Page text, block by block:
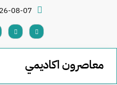
08-07
معاصرون اكاديمي